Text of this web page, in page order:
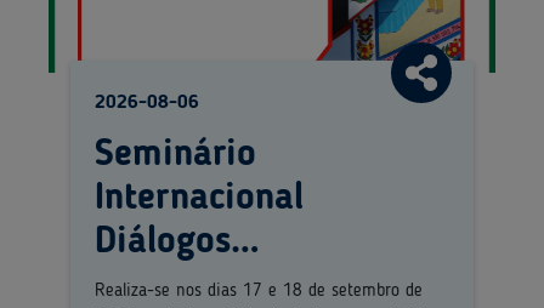
2026-08-06
Seminário
Internacional
Diálogos
Transfronteiriços:
Realiza-se nos dias 17 e 18 de setembro de